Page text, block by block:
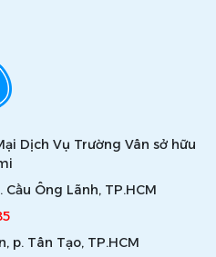
Dịch Vụ Trường Vân sở hữu
Cầu Ông Lãnh, TP.HCM
p. Tân Tạo, TP.HCM